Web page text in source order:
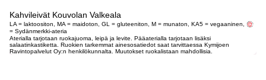
Kahvileivät Kouvolan Valkeala
LA = laktoositon, MA = maidoton, GL = gluteeniton, M = munaton, KA5 = vegaaninen,
= Sydänmerkki-ateria
Aterialla tarjotaan ruokajuoma, leipä ja levite. Pääaterialla tarjotaan lisäksi
salaatinkastiketta. Ruokien tarkemmat ainesosatiedot saat tarvittaessa Kymijoen
Ravintopalvelut Oy:n henkilökunnalta. Muutokset ruokalistaan mahdollisia.